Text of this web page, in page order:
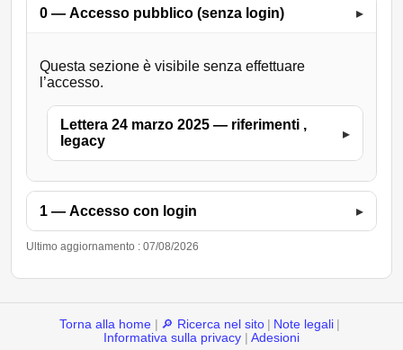
0 — Accesso pubblico (senza login) ▸
Questa sezione è visibile senza effettuare
l’accesso.
Lettera 24 marzo 2025 — riferimenti ,
legacy
▸
1 — Accesso con login ▸
Ultimo aggiornamento : 07/08/2026
Torna alla home 🔎 Ricerca nel sito Note legali
Informativa sulla privacy
Adesioni